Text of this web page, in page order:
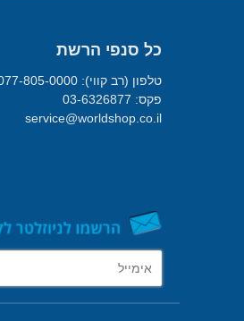
כל סנפי הרשת
טלפון (רב קווי): 077-805-0000
פקס: 03-6326877
service@worldshop.co.il